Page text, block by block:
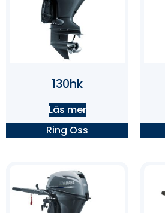
130hk
Läs mer
Ring Oss